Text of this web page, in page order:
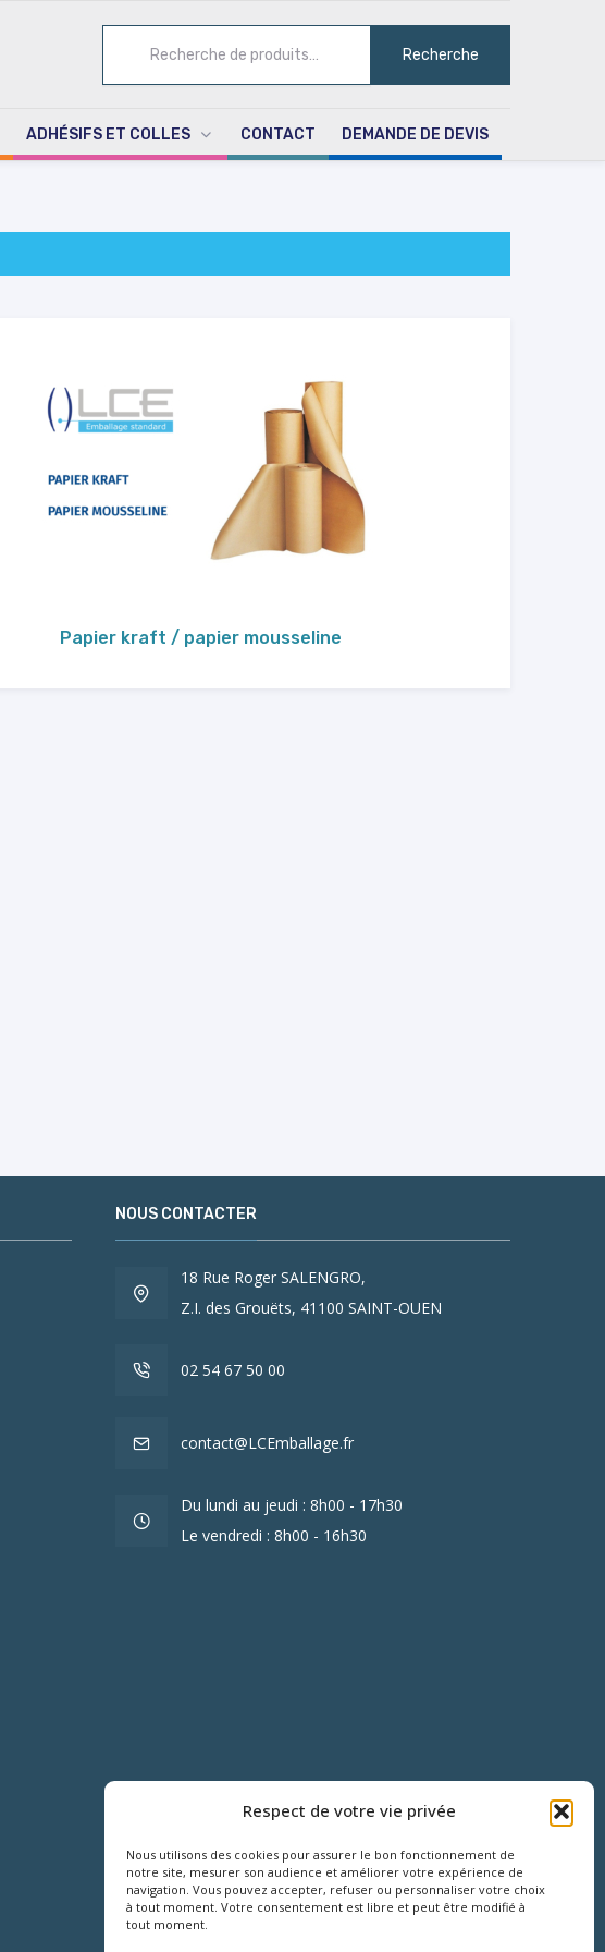
Respect de votre vie privée
Nous utilisons des cookies pour assurer le bon fonctionnement de
notre site, mesurer son audience et améliorer votre expérience de
navigation. Vous pouvez accepter, refuser ou personnaliser votre choix
à tout moment. Votre consentement est libre et peut être modifié à
tout moment.
Recherche
ADHÉSIFS ET COLLES CONTACT DEMANDE DE DEVIS
Papier kraft / papier mousseline
NOUS CONTACTER
18 Rue Roger SALENGRO,
Z.I. des Grouëts, 41100 SAINT-OUEN
02 54 67 50 00
contact@LCEmballage.fr
Du lundi au jeudi : 8h00 - 17h30
Le vendredi : 8h00 - 16h30